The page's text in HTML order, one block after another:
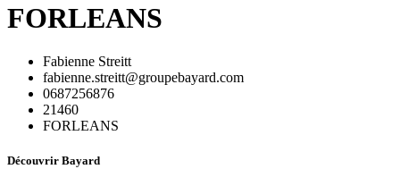
FORLEANS
Fabienne Streitt
fabienne.streitt@groupebayard.com
0687256876
21460
FORLEANS
Découvrir Bayard